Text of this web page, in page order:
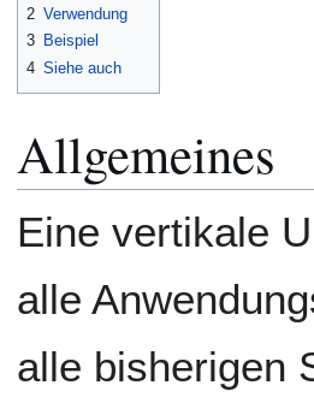
2 Verwendung
3 Beispiel
4 Siehe auch
Allgemeines
Eine vertikale
alle
alle bisherigen